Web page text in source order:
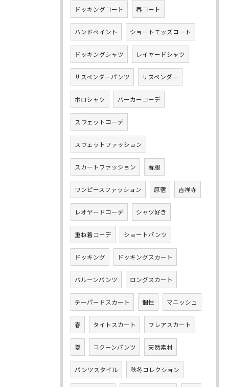
ドッキングコート 春コート
ハンドペイント ショートモッズコート
ドッキングシャツ レイヤードシャツ
サスペンダーパンツ サスペンダー
ポロシャツ パーカーコーデ
スウェットコーデ
スウェットファッション
スカートファッション 春服
ワンピースファッション 原宿 吉祥寺
レオヤードコーデ シャツ好き
重ね着コーデ ショートパンツ
ドッキング ドッキングスカート
バルーンパンツ ロングスカート
テーパードスカート 個性 マニッシュ
春 タイトスカート フレアスカート
夏 コクーンパンツ 天然素材
パンツスタイル 秋冬コレクション